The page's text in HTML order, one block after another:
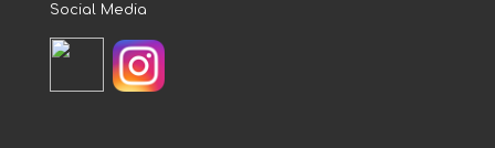
Social Media